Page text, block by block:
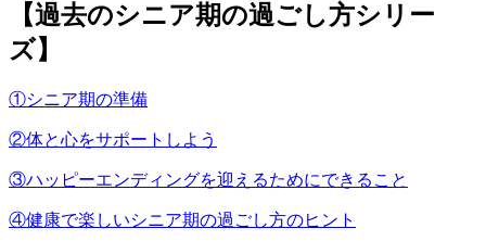
【過去のシニア期の過ごし方シリー
ズ】
①シニア期の準備
②体と心をサポートしよう
③ハッピーエンディングを迎えるためにできること
④健康で楽しいシニア期の過ごし方のヒント